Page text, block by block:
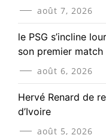
août 7, 2026
le PSG s’incline
son premier
août 6, 2026
Hervé Renard de
d’Ivoire
août 5, 2026